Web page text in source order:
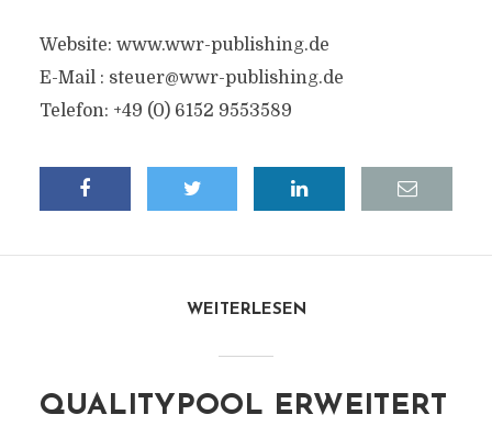
Website: www.wwr-publishing.de
E-Mail : steuer@wwr-publishing.de
Telefon: +49 (0) 6152 9553589
WEITERLESEN
QUALITYPOOL ERWEITERT